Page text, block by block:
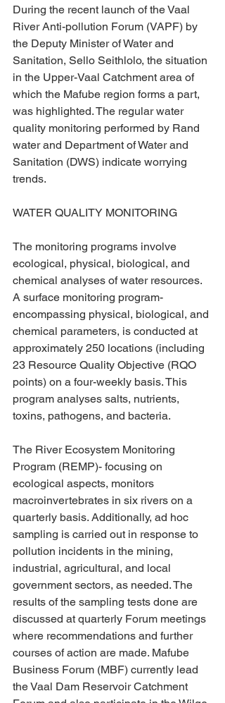
During the recent launch of the Vaal
River Anti-pollution Forum (VAPF) by
the Deputy Minister of Water and
Sanitation, Sello Seithlolo, the situation
in the Upper-Vaal Catchment area of
which the Mafube region forms a part,
was highlighted. The regular water
quality monitoring performed by Rand
water and Department of Water and
Sanitation (DWS) indicate worrying
trends.
WATER QUALITY MONITORING
The monitoring programs involve
ecological, physical, biological, and
chemical analyses of water resources.
A surface monitoring program-
encompassing physical, biological, and
chemical parameters, is conducted at
approximately 250 locations (including
23 Resource Quality Objective (RQO
points) on a four-weekly basis. This
program analyses salts, nutrients,
toxins, pathogens, and bacteria.
The River Ecosystem Monitoring
Program (REMP)- focusing on
ecological aspects, monitors
macroinvertebrates in six rivers on a
quarterly basis. Additionally, ad hoc
sampling is carried out in response to
pollution incidents in the mining,
industrial, agricultural, and local
government sectors, as needed. The
results of the sampling tests done are
discussed at quarterly Forum meetings
where recommendations and further
courses of action are made. Mafube
Business Forum (MBF) currently lead
the Vaal Dam Reservoir Catchment